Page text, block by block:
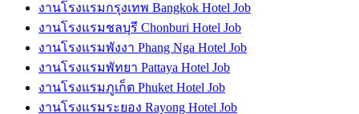
งานโรงแรมกรุงเทพ Bangkok Hotel Job
งานโรงแรมชลบุรี Chonburi Hotel Job
งานโรงแรมพังงา Phang Nga Hotel Job
งานโรงแรมพัทยา Pattaya Hotel Job
งานโรงแรมภูเก็ต Phuket Hotel Job
งานโรงแรมระยอง Rayong Hotel Job